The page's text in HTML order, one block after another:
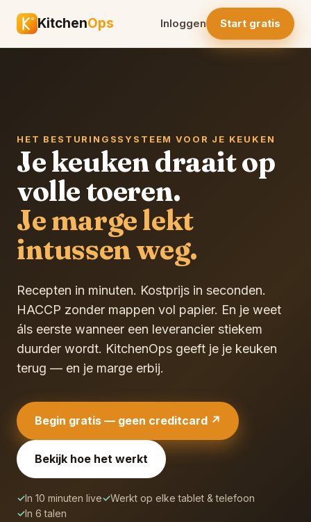
KitchenOps Inloggen Start gratis
HET BESTURINGSSYSTEEM VOOR JE KEUKEN
Je keuken draait op
volle toeren.
Je marge lekt
intussen weg.
Recepten in minuten. Kostprijs in seconden.
HACCP zonder mappen vol papier. En je weet
áls eerste wanneer een leverancier stiekem
duurder wordt. KitchenOps geeft je je keuken
terug — en je marge erbij.
Begin gratis — geen creditcard ↗
Bekijk hoe het werkt
✓In 10 minuten live✓Werkt op elke tablet & telefoon
✓In 6 talen